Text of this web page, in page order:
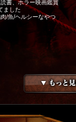
、ホラー映画鑑賞
した
/魚/ヘルシーなやつ